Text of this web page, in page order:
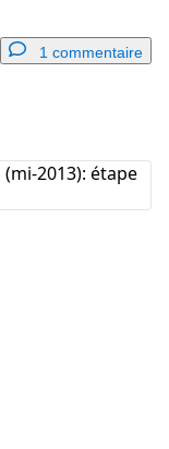
1 commentaire